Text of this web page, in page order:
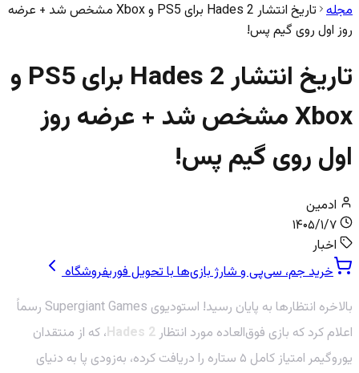
مجله
تاریخ انتشار Hades 2 برای PS5 و Xbox مشخص شد + عرضه
روز اول روی گیم پس!
تاریخ انتشار Hades 2 برای PS5 و
Xbox مشخص شد + عرضه روز
اول روی گیم پس!
ادمین
۱۴۰۵/۱/۷
اخبار
خرید جم، سی‌پی و شارژ بازی‌ها با تحویل فوریفروشگاه
بالاخره انتظارها به پایان رسید! استودیوی Supergiant Games رسماً
اعلام کرد که بازی فوق‌العاده مورد انتظار Hades 2، که از منتقدان
یوروگیمر امتیاز کامل ۵ ستاره را دریافت کرده، به‌زودی پا به دنیای